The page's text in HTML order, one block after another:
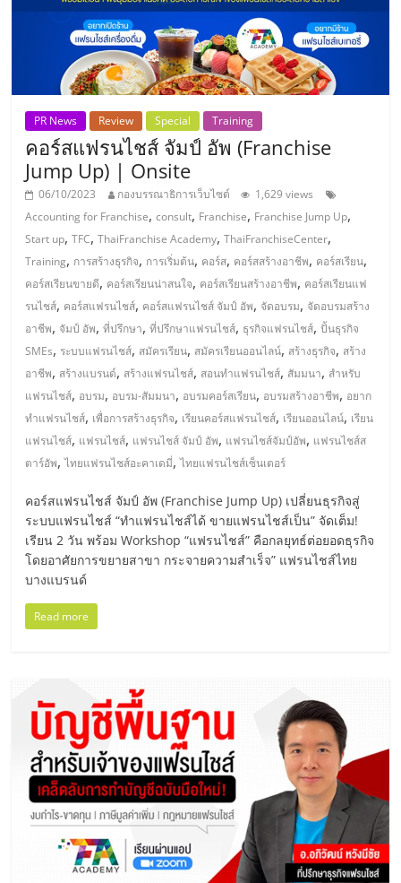
PR News Review Special Training
คอร์สแฟรนไชส์ จัมป์ อัพ (Franchise
Jump Up) | Onsite
06/10/2023 กองบรรณาธิการเว็บไซต์
1,629 views
Accounting for Franchise,consult, Franchise, Franchise Jump Up,
Start up,TFC,ThaiFranchise Academy,ThaiFranchiseCenter,
Training, การสร้างธุรกิจ, การเริ่มต้น, คอร์ส, คอร์สสร้างอาชีพ, คอร์สเรียน,
คอร์สเรียนขายดี, คอร์สเรียนน่าสนใจ, คอร์สเรียนสร้างอาชีพ, คอร์สเรียนแฟ
รนไชส์, คอร์สแฟรนไชส์, คอร์สแฟรนไชส์ จัมป์ อัพ, จัดอบรม, จัดอบรมสร้าง
อาชีพ, จัมป์ อัพ,ที่ปรึกษา,ที่ปรึกษาแฟรนไชส์, ธุรกิจแฟรนไชส์,ปั้นธุรกิจ
SMEs, ระบบแฟรนไชส์, สมัครเรียน, สมัครเรียนออนไลน์, สร้างธุรกิจ, สร้าง
อาชีพ, สร้างแบรนด์, สร้างแฟรนไชส์, สอนทำแฟรนไชส์, สัมมนา, สำหรับ
แฟรนไชส์, อบรม, อบรม-สัมมนา, อบรมคอร์สเรียน, อบรมสร้างอาชีพ, อยาก
ทำแฟรนไชส์, เพื่อการสร้างธุรกิจ, เรียนคอร์สแฟรนไชส์, เรียนออนไลน์, เรียน
แฟรนไชส์, แฟรนไชส์, แฟรนไชส์ จัมป์ อัพ, แฟรนไชส์จัมป์อัพ, แฟรนไชส์ส
ตาร์อัพ,ไทยแฟรนไชส์อะคาเดมี่,ไทยแฟรนไชส์เซ็นเตอร์
คอร์สแฟรนไชส์ จัมป์ อัพ (Franchise Jump Up) เปลี่ยนธุรกิจสู่
ระบบแฟรนไชส์ “ทำแฟรนไชส์ได้ ขายแฟรนไชส์เป็น” จัดเต็ม!
เรียน 2 วัน พร้อม Workshop “แฟรนไชส์” คือกลยุทธ์ต่อยอดธุรกิจ
โดยอาศัยการขยายสาขา กระจายความสำเร็จ” แฟรนไชส์ไทย
บางแบรนด์
Read more